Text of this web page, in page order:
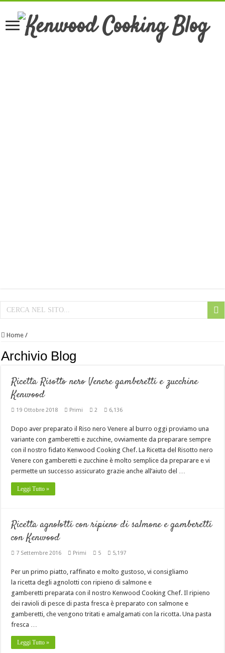
Home /
Archivio Blog
Ricetta Risotto nero Venere gamberetti e zucchine
Kenwood
19 Ottobre 2018 Primi 2 6,136
Dopo aver preparato il Riso nero Venere al burro oggi proviamo una
variante con gamberetti e zucchine, ovviamente da preparare sempre
con il nostro fidato Kenwood Cooking Chef. La Ricetta del Risotto nero
Venere con gamberetti e zucchine è molto semplice da preparare e vi
permette un successo assicurato grazie anche all’aiuto del …
Leggi Tutto »
Ricetta agnolotti con ripieno di salmone e gamberetti
con Kenwood
7 Settembre 2016 Primi 5 5,197
Per un primo piatto, raffinato e molto gustoso, vi consigliamo
la ricetta degli agnolotti con ripieno di salmone e
gamberetti preparata con il nostro Kenwood Cooking Chef. Il ripieno
dei ravioli di pesce di pasta fresca è preparato con salmone e
gamberetti, che vengono tritati e amalgamati con la ricotta. Una pasta
fresca …
Leggi Tutto »